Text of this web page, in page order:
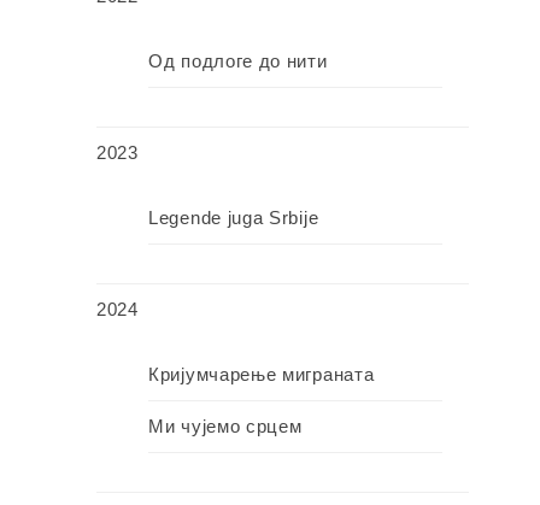
Од подлоге до нити
2023
Legende juga Srbije
2024
Кријумчарење миграната
Ми чујемо срцем